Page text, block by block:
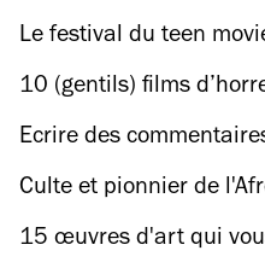
Le festival du teen
au Grand Action
10 (gentils) films
Halloween
Ecrire des
Culte et pionnier de
Rythmo est en concert
15 œuvres d'art qui